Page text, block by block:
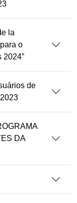
la
o
2024”
de
DA